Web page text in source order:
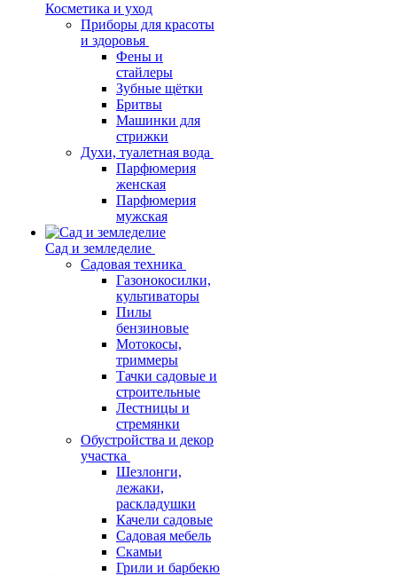
Косметика и уход
Приборы для красоты
и здоровья
Фены и
стайлеры
Зубные щётки
Бритвы
Машинки для
стрижки
Духи, туалетная вода
Парфюмерия
женская
Парфюмерия
мужская
Сад и земледелие
Садовая техника
Газонокосилки,
культиваторы
Пилы
бензиновые
Мотокосы,
триммеры
Тачки садовые и
строительные
Лестницы и
стремянки
Обустройства и декор
участка
Шезлонги,
лежаки,
раскладушки
Качели садовые
Садовая мебель
Скамьи
Грили и барбекю